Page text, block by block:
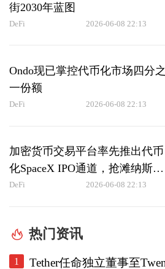
街2030年蓝图
DeFi 2026-06-08 22:13
Ondo现已掌控代币化市场四分之
一份额
DeFi 2026-06-08 22:13
加密货币交易平台率先推出代币
化SpaceX IPO通道，抢滩纳斯达
克历史性上市前夜
DeFi 2026-06-08 22:13
热门资讯
1